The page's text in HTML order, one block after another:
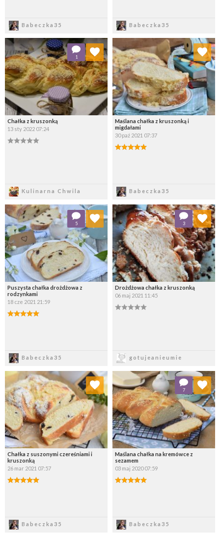
Babeczka35 Babeczka35
Chałka z kruszonką
13 sty 2022 07:24
Kulinarna Chwila
1
Dodaj do ulubionych
Wybierz listę:
Maślana chałka z kruszonką i
migdałami
30 paź 2021 07:37
Babeczka35
Dodaj do ulubionych
Wybierz listę:
Puszysta chałka drożdżowa z
rodzynkami
18 cze 2021 21:59
Babeczka35
5
Dodaj do ulubionych
Wybierz listę:
Drożdżowa chałka z kruszonką
06 maj 2021 11:45
gotujeanieumie
3
Dodaj do ulubionych
Wybierz listę:
Chałka z suszonymi czereśniami i
kruszonką
26 mar 2021 07:57
Babeczka35
Dodaj do ulubionych
Wybierz listę:
Maślana chałka na kremówce z
sezamem
03 maj 2020 07:59
Babeczka35
7
Dodaj do ulubionych
Wybierz listę: